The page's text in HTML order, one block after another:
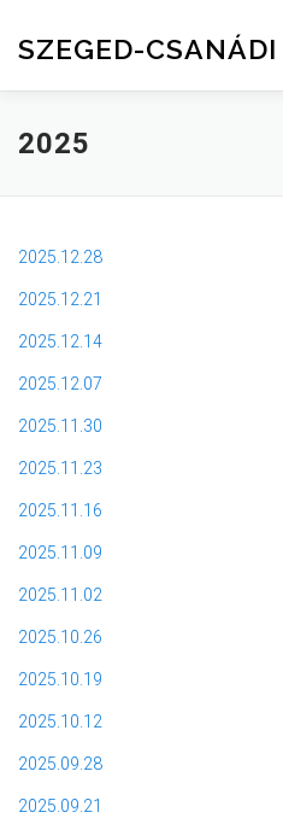
SZEGED-
2025
2025.12.28
2025.12.21
2025.12.14
2025.12.07
2025.11.30
2025.11.23
2025.11.16
2025.11.09
2025.11.02
2025.10.26
2025.10.19
2025.10.12
2025.09.28
2025.09.21